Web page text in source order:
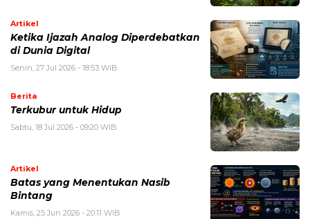
Artikel
Ketika Ijazah Analog Diperdebatkan
di Dunia Digital
Senin, 27 Jul 2026 - 18:53 WIB
Berita
Terkubur untuk Hidup
Sabtu, 18 Jul 2026 - 09:20 WIB
Artikel
Batas yang Menentukan Nasib
Bintang
Kamis, 25 Jun 2026 - 20:11 WIB